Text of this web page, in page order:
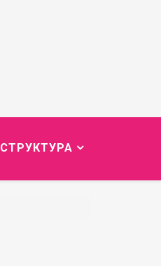
СТРУКТУРА